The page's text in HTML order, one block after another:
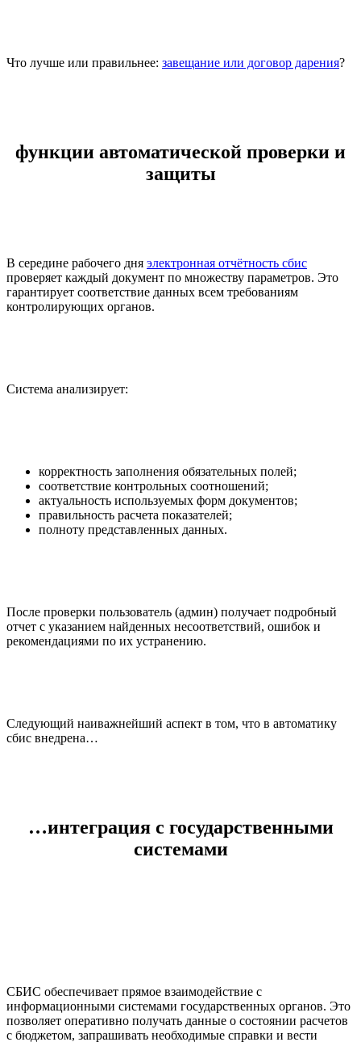
Что лучше или правильнее: завещание или договор дарения?
функции автоматической проверки и
защиты
В середине рабочего дня электронная отчётность сбис
проверяет каждый документ по множеству параметров. Это
гарантирует соответствие данных всем требованиям
контролирующих органов.
Система анализирует:
корректность заполнения обязательных полей;
соответствие контрольных соотношений;
актуальность используемых форм документов;
правильность расчета показателей;
полноту представленных данных.
После проверки пользователь (админ) получает подробный
отчет с указанием найденных несоответствий, ошибок и
рекомендациями по их устранению.
Следующий наиважнейший аспект в том, что в автоматику
сбис внедрена…
…интеграция с государственными
системами
СБИС обеспечивает прямое взаимодействие с
информационными системами государственных органов. Это
позволяет оперативно получать данные о состоянии расчетов
с бюджетом, запрашивать необходимые справки и вести